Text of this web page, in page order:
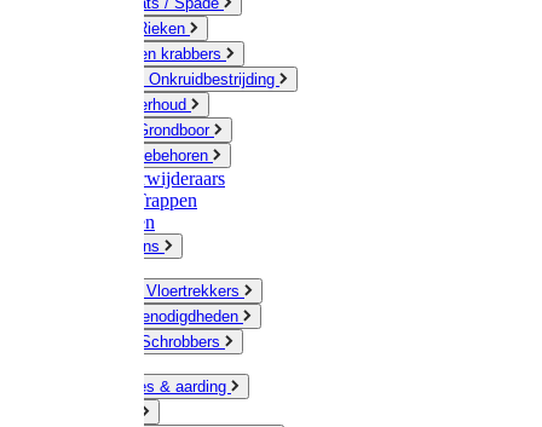
Vorken & Rieken
Cultivator en krabbers
Schoffels / Onkruidbestrijding
Gazononderhoud
Hamers / Grondboor
Sledes / toebehoren
Onkruidverwijderaars
Ladders / Trappen
Werkbanken
Betonmolens
Bezems & Vloertrekkers
Schildersbenodigdheden
Borstels / Schrobbers
Accessoires & aarding